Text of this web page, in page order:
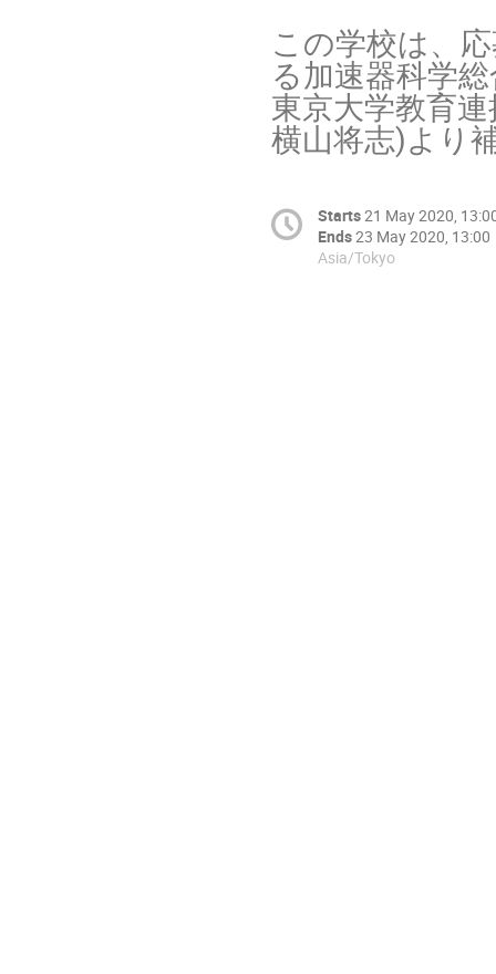
この学校は、
る加速器科学
東京大学教育
横山将志)より
Starts21 May 2020,
Ends23 May 2020, 13:00
Asia/Tokyo